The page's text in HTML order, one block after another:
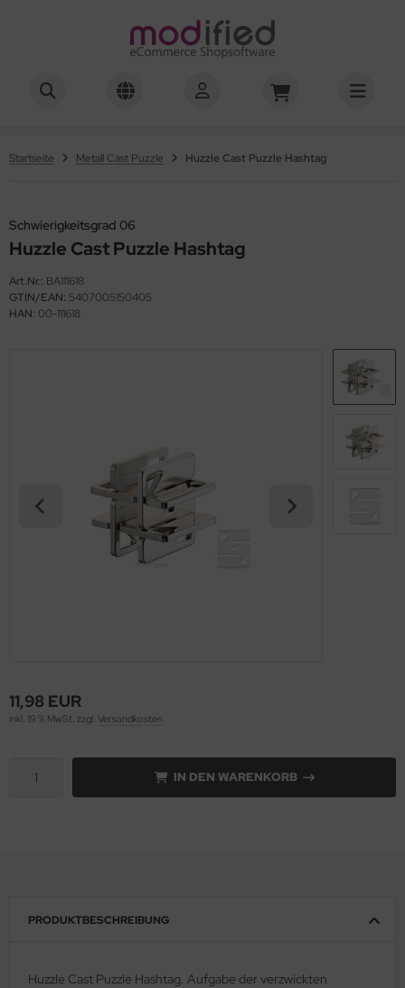
Startseite Metall Cast Puzzle Huzzle Cast Puzzle Hashtag
Schwierigkeitsgrad 06
Huzzle Cast Puzzle Hashtag
Art.Nr.: BA111618
GTIN/EAN: 5407005150405
HAN: 00-111618
11,98 EUR
inkl. 19 % MwSt. zzgl. Versandkosten
IN DEN WARENKORB
PRODUKTBESCHREIBUNG
Huzzle Cast Puzzle Hashtag. Aufgabe der verzwickten
06
08